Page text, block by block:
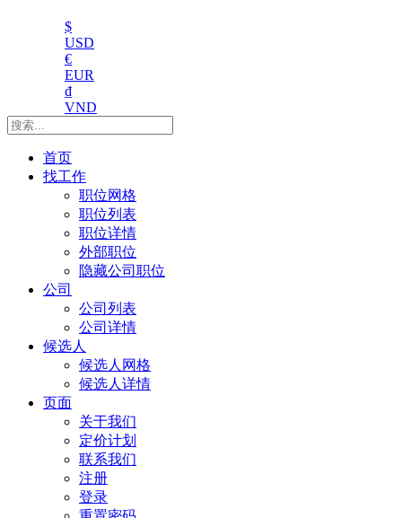
$
USD
€
EUR
₫
VND
首页
找工作
职位网格
职位列表
职位详情
外部职位
隐藏公司职位
公司
公司列表
公司详情
候选人
候选人网格
候选人详情
页面
关于我们
定价计划
联系我们
注册
登录